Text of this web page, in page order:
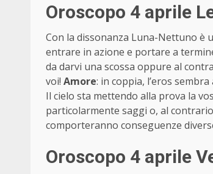
Oroscopo 4 aprile
Con la dissonanza Luna-Nettuno è
entrare in azione e portare a
da darvi una scossa oppure al
voi! Amore: in coppia, l’eros
Il cielo sta mettendo alla prova la
particolarmente saggi o, al
comporteranno conseguenze
Oroscopo 4 aprile